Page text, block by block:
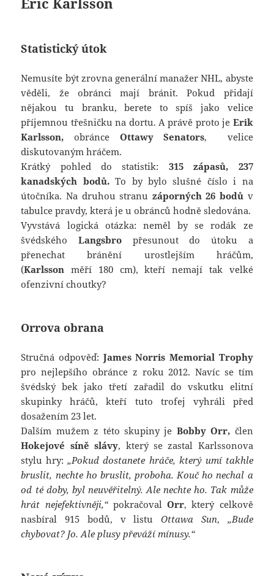
Statistický útok
Nemusíte být zrovna generální manažer NHL, abyste
věděli, že obránci mají bránit. Pokud přidají
nějakou tu branku, berete to spíš jako velice
příjemnou třešničku na dortu. A právě proto je Erik
Karlsson, obránce Ottawy Senators, velice
diskutovaným hráčem.
Krátký pohled do statistik: 315 zápasů, 237
kanadských bodů.To by bylo slušné číslo i na
útočníka. Na druhou stranu záporných 26 bodů v
tabulce pravdy, která je u obránců hodně sledována.
Vyvstává logická otázka: neměl by se rodák ze
švédskéhoLangsbro přesunout do útoku a
přenechat bránění urostlejším hráčům,
(Karlssonměří 180 cm), kteří nemají tak velké
ofenzivní choutky?
Orrova obrana
Stručná odpověď: James Norris Memorial Trophy
pro nejlepšího obránce z roku 2012. Navíc se tím
švédský bek jako třetí zařadil do vskutku elitní
skupinky hráčů, kteří tuto trofej vyhráli před
dosažením 23 let.
Dalším mužem z této skupiny je Bobby Orr, člen
Hokejové síně slávy, který se zastal Karlssonova
stylu hry:„Pokud dostanete hráče, který umí takhle
bruslit, nechte ho bruslit, proboha. Kouč ho nechal a
od té doby, byl neuvěřitelný. Ale nechte ho. Tak může
hrát nejefektivněji,“pokračovalOrr, který celkově
nasbíral 915 bodů, v listuOttawa Sun, „Bude
chybovat? Jo. Ale plusy převáží mínusy.“